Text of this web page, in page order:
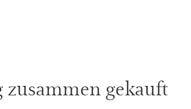
Multi
zusammen gekauft